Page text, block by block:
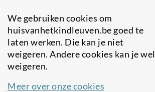
We gebruiken cookies om
huisvanhetkindleuven.be goed te
laten werken. Die kan je niet
weigeren. Andere cookies kan je wel
weigeren.
Meer over onze cookies